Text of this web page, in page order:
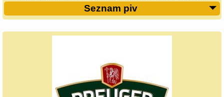
Seznam piv